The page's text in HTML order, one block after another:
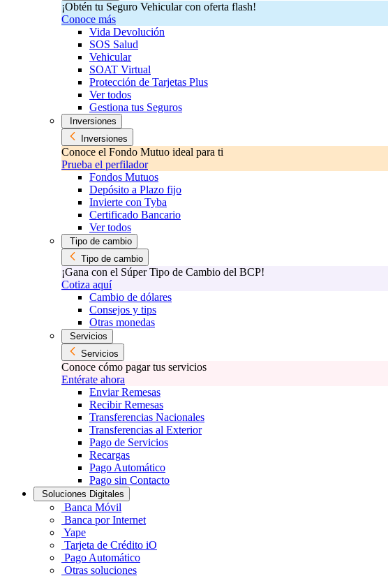
¡Obtén tu Seguro Vehicular con oferta flash!
Conoce más
Vida Devolución
SOS Salud
Vehicular
SOAT Virtual
Protección de Tarjetas Plus
Ver todos
Gestiona tus Seguros
Inversiones
Inversiones
Conoce el Fondo Mutuo ideal para ti
Prueba el perfilador
Fondos Mutuos
Depósito a Plazo fijo
Invierte con Tyba
Certificado Bancario
Ver todos
Tipo de cambio
Tipo de cambio
¡Gana con el Súper Tipo de Cambio del BCP!
Cotiza aquí
Cambio de dólares
Consejos y tips
Otras monedas
Servicios
Servicios
Conoce cómo pagar tus servicios
Entérate ahora
Enviar Remesas
Recibir Remesas
Transferencias Nacionales
Transferencias al Exterior
Pago de Servicios
Recargas
Pago Automático
Pago sin Contacto
Soluciones Digitales
Banca Móvil
Banca por Internet
Yape
Tarjeta de Crédito iO
Pago Automático
Otras soluciones